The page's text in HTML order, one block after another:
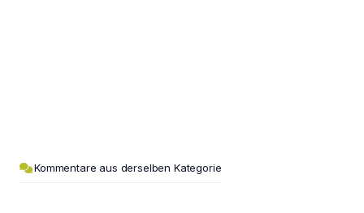
Kommentare aus derselben Kategorie